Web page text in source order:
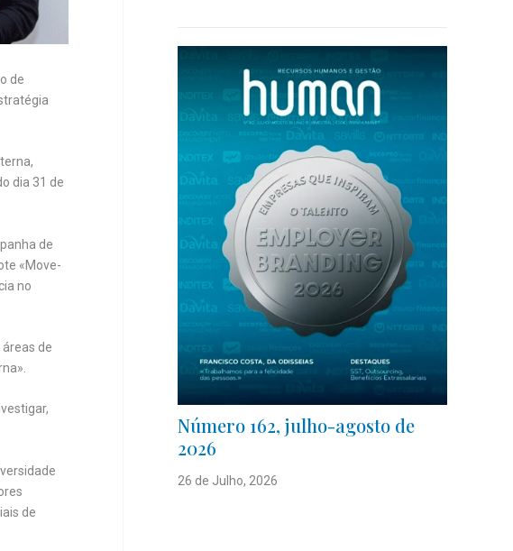
de
dia 31 de
de
«Move-
no
de
de
Número 162, julho-agosto de
2026
26 de Julho, 2026